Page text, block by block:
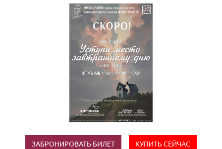
ЗАБРОНИРОВАТЬ БИЛЕТ КУПИТЬ СЕЙЧАС